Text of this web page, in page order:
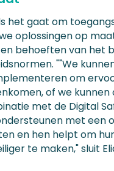
het gaat om
oplossingen op
behoeften van het
""We
om
of we
met de Digital
met een
en hen helpt om
te maken," sluit